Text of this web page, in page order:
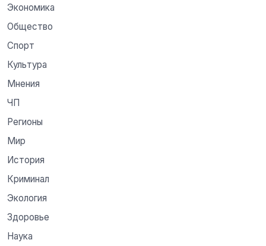
Экономика
Общество
Спорт
Культура
Мнения
ЧП
Регионы
Мир
История
Криминал
Экология
Здоровье
Наука